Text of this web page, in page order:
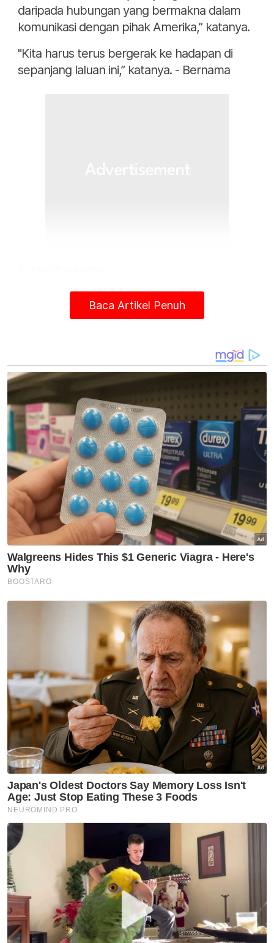
daripada hubungan yang bermakna dalam
komunikasi dengan pihak Amerika,” katanya.
"Kita harus terus bergerak ke hadapan di
sepanjang laluan ini,” katanya. - Bernama
Indonesia pecat Shin Tae-yong berkuat kuasa
Larangan menutup wajah di khalayak ramai berkuat
Muat turun aplikasi Sinar Harian.
Jawab soalan kaji selidik dan
dapatkan
baucar tunai.
×
Di manakah anda tinggal?
Johor
K. Lumpur
Kedah
Kelantan
Labuan
Melaka
N. Sembilan
Pahang
P. Pinang
Perak
Perlis
Putrajaya
VPoints:0
Rusia
Patuhi
Gencatan Senjatan
Moratorium Kremlin
Artikel Disyorkan
GLOBAL
Lebih 10 kanak-kanak hilang
bot terbalik di DR Congo
Baca Artikel Penuh